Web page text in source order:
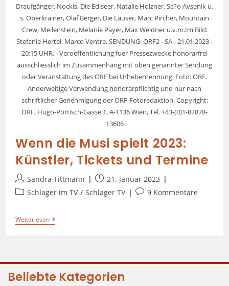
Draufgänger, Nockis, Die Edlseer, Natalie Holzner, Sa?o Avsenik u.
s. Oberkrainer, Olaf Berger, Die Lauser, Marc Pircher, Mountain
Crew, Meilenstein, Melanie Payer, Max Weidner u.v.m.Im Bild:
Stefanie Hertel, Marco Ventre. SENDUNG: ORF2 - SA - 21.01.2023 -
20:15 UHR. - Veroeffentlichung fuer Pressezwecke honorarfrei
ausschliesslich im Zusammenhang mit oben genannter Sendung
oder Veranstaltung des ORF bei Urhebernennung. Foto: ORF.
Anderweitige Verwendung honorarpflichtig und nur nach
schriftlicher Genehmigung der ORF-Fotoredaktion. Copyright:
ORF, Hugo-Portisch-Gasse 1, A-1136 Wien, Tel. +43-(0)1-87878-
13606
Wenn die Musi spielt 2023:
Künstler, Tickets und Termine
Sandra Tittmann
21. Januar 2023
Schlager im TV / Schlager TV 9 Kommentare
Weiterlesen
Beliebte Kategorien